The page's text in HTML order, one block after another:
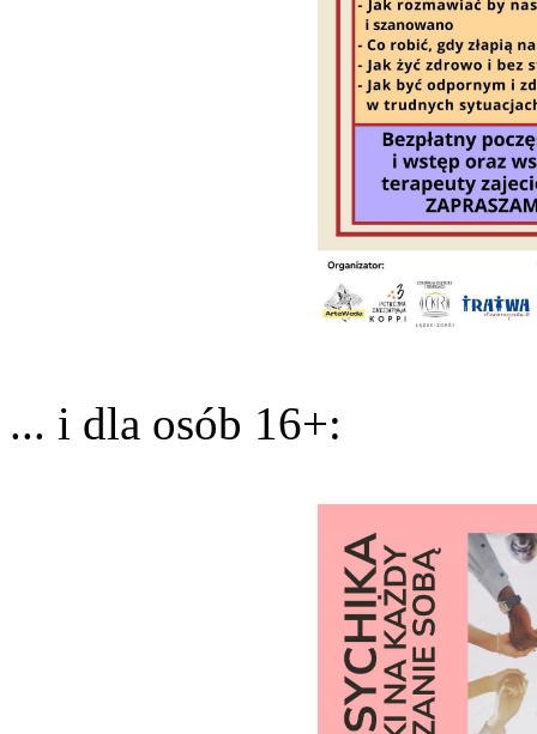
... i dla osób 16+: